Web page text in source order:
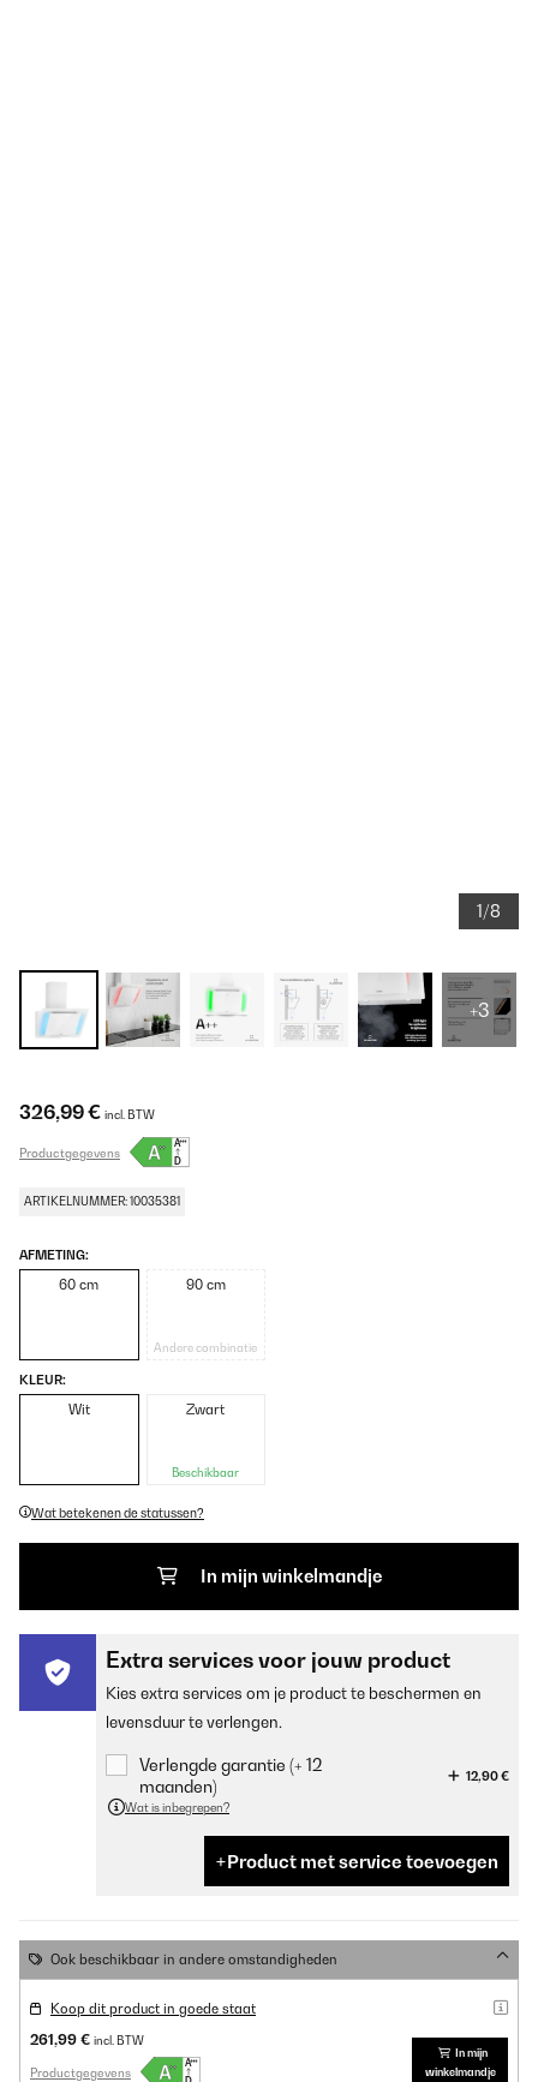
1/8
+3
326,99 € incl. BTW
Productgegevens
ARTIKELNUMMER: 10035381
AFMETING:
60 cm 90 cm
Andere combinatie
KLEUR:
Wit Zwart
Beschikbaar
Wat betekenen de statussen?
In mijn winkelmandje
Extra services voor jouw product
Kies extra services om je product te beschermen en
levensduur te verlengen.
Verlengde garantie (+ 12
maanden)
12,90 €
Wat is inbegrepen?
Product met service toevoegen
Ook beschikbaar in andere omstandigheden
Koop dit product in goede staat
261,99 € incl. BTW
Productgegevens
In mijn
winkelmandje